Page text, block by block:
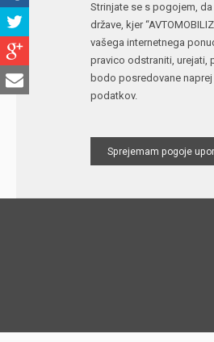
Strinjate se s pogojem,
države, kjer
vašega internetnega
pravico odstraniti, urejati,
bodo posredovane
podatkov.